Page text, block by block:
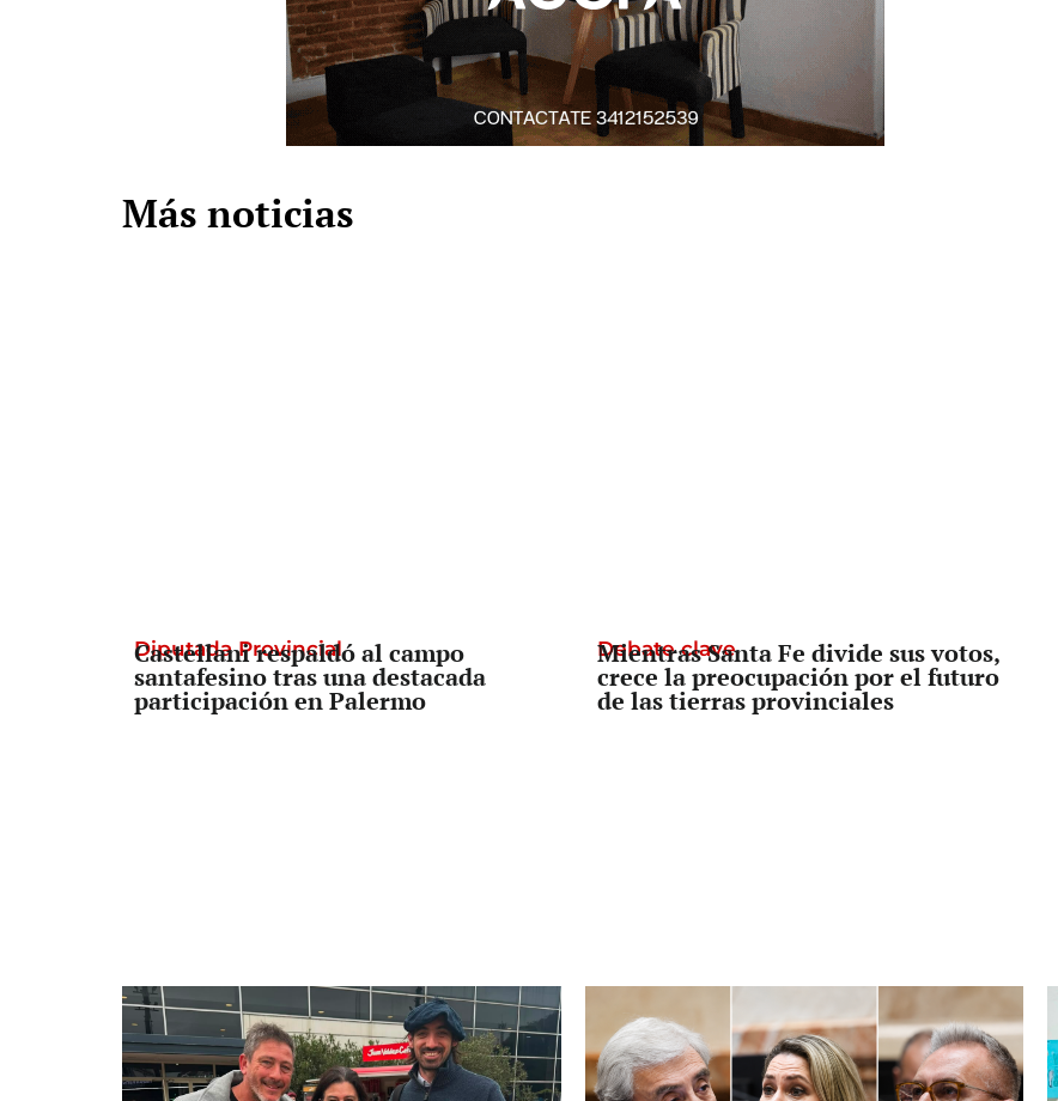
Más noticias
Diputada Provincial
Castellani respaldó al campo
santafesino tras una destacada
participación en Palermo
Debate clave
Mientras Santa Fe divide sus votos,
crece la preocupación por el futuro
de las tierras provinciales